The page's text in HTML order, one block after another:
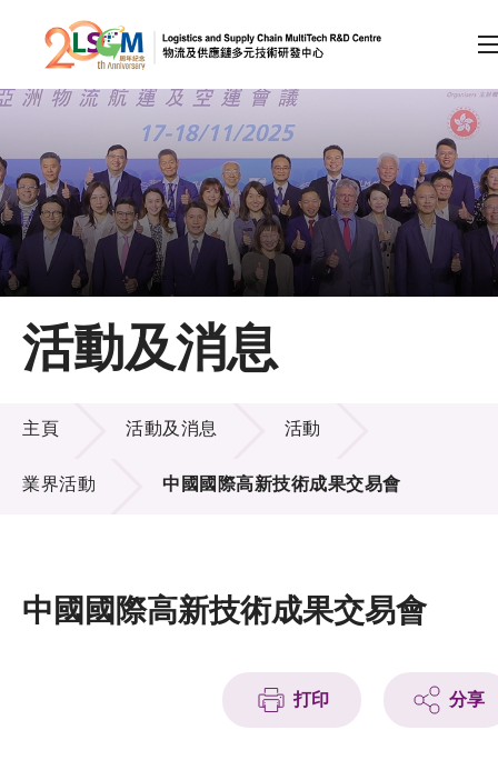
跳到內容（按回車鍵）
會員登入
A A EN 繁 简
主頁
關於LSCM
技術商品化
項目及資助計劃
活動及消息
活動及消息
活動及消息
主頁 活動及消息 活動
業界活動 中國國際高新技術成果交易會
中國國際高新技術成果交易會
打印 分享